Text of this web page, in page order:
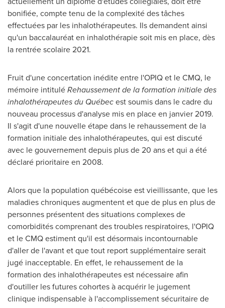
bonifiée, compte tenu de la complexité des tâches
effectuées par les inhalothérapeutes. Ils demandent ainsi
qu'un baccalauréat en inhalothérapie soit mis en place, dès
la rentrée scolaire 2021.
Fruit d'une concertation inédite entre l'OPIQ et le CMQ, le
mémoire intituléRehaussement de la formation initiale des
inhalothérapeutes du Québecest soumis dans le cadre du
nouveau processus d'analyse mis en place en janvier 2019.
Il s'agit d'une nouvelle étape dans le rehaussement de la
formation initiale des inhalothérapeutes, qui est discuté
avec le gouvernement depuis plus de 20 ans et qui a été
déclaré prioritaire en 2008.
Alors que la population québécoise est vieillissante, que les
maladies chroniques augmentent et que de plus en plus de
personnes présentent des situations complexes de
comorbidités comprenant des troubles respiratoires, l'OPIQ
et le CMQ estiment qu'il est désormais incontournable
d'aller de l'avant et que tout report supplémentaire serait
jugé inacceptable. En effet, le rehaussement de la
formation des inhalothérapeutes est nécessaire afin
d'outiller les futures cohortes à acquérir le jugement
clinique indispensable à l'accomplissement sécuritaire de